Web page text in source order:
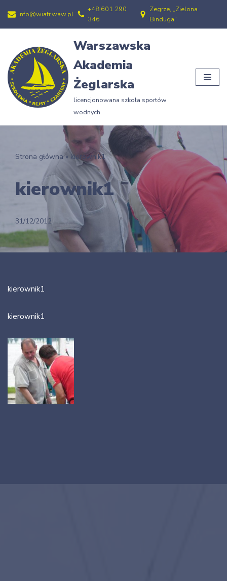
Przejdź
treści
info@wiatr.waw.pl
+48 601 290
346
Zegrze, „Zielona
Binduga”
Warszawska
Akademia
Żeglarska
licencjonowana szkoła sportów
wodnych
Strona główna» kierownik1
kierownik1
31/12/2012
kierownik1
kierownik1